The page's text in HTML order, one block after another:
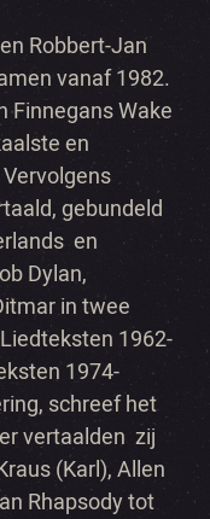
Robbert-Jan
vanaf 1982.
Finnegans Wake
en
gebundeld
en
Dylan,
in twee
1962-
1974-
schreef het
vertaalden zij
(Karl), Allen
Rhapsody tot